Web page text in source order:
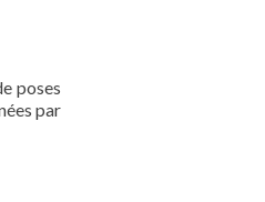
poses
par